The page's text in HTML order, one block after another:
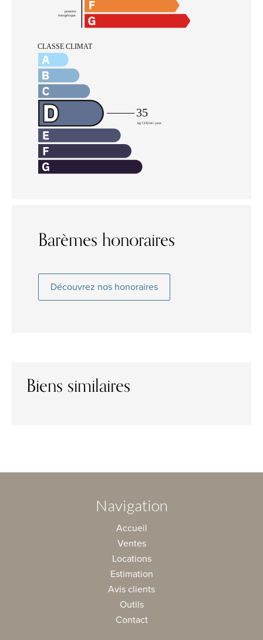
Barèmes honoraires
Découvrez nos honoraires
Biens similaires
Navigation
Accueil
Ventes
Locations
Estimation
Avis clients
Outils
Contact